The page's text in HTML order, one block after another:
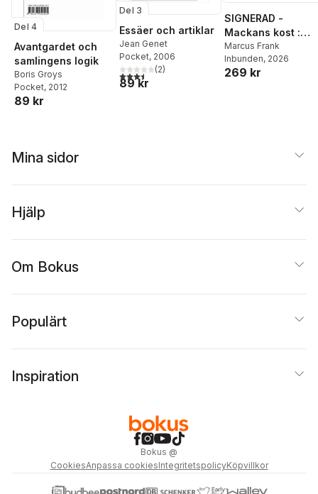
Del 4
Avantgardet och
samlingens logik
Boris Groys
Pocket, 2012
89 kr
Del 3
Essäer och artiklar
Jean Genet
Pocket, 2006
3,5utav 5 stjärnor. Totalt antal röster:
(2)
89 kr
SIGNERAD -
Mackans kost :
Middagar och
matlådor
Marcus Frank
Inbunden, 2026
269 kr
Mina sidor
Hjälp
Om Bokus
Populärt
Inspiration
Bokus @
CookiesAnpassa cookiesIntegritetspolicyKöpvillkor